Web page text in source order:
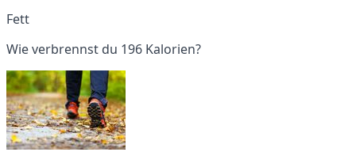
Fett
Wie verbrennst du 196 Kalorien?